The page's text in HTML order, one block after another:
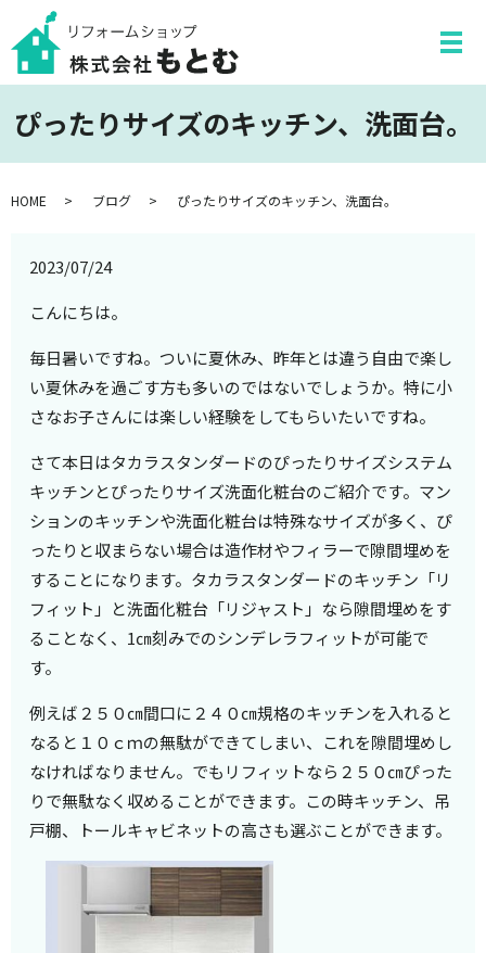
ぴったりサイズのキッチン、洗面台。
HOME ブログ ぴったりサイズのキッチン、洗面台。
2023/07/24
こんにちは。
毎日暑いですね。ついに夏休み、昨年とは違う自由で楽し
い夏休みを過ごす方も多いのではないでしょうか。特に小
さなお子さんには楽しい経験をしてもらいたいですね。
さて本日はタカラスタンダードのぴったりサイズシステム
キッチンとぴったりサイズ洗面化粧台のご紹介です。マン
ションのキッチンや洗面化粧台は特殊なサイズが多く、ぴ
ったりと収まらない場合は造作材やフィラーで隙間埋めを
することになります。タカラスタンダードのキッチン「リ
フィット」と洗面化粧台「リジャスト」なら隙間埋めをす
ることなく、1㎝刻みでのシンデレラフィットが可能で
す。
例えば２５０㎝間口に２４０㎝規格のキッチンを入れると
なると１０ｃｍの無駄ができてしまい、これを隙間埋めし
なければなりません。でもリフィットなら２５０㎝ぴった
りで無駄なく収めることができます。この時キッチン、吊
戸棚、トールキャビネットの高さも選ぶことができます。